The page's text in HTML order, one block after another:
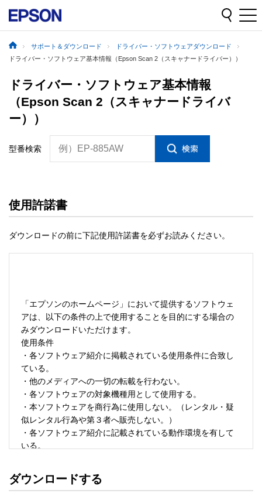
サポート＆ダウンロード
ドライバー・ソフトウェアダウンロード
ドライバー・ソフトウェア基本情報（Epson Scan 2（スキャナードライバー））
ドライバー・ソフトウェア基本情報
（Epson Scan 2（スキャナードライバ
ー））
型番検索 例）EP-885AW
使用許諾書
ダウンロードの前に下記使用許諾書を必ずお読みください。
「エプソンのホームページ」において提供するソフトウェ
アは、以下の条件の上で使用することを目的にする場合の
みダウンロードいただけます。
使用条件
・各ソフトウェア紹介に掲載されている使用条件に合致し
ている。
・他のメディアへの一切の転載を行わない。
・各ソフトウェアの対象機種用として使用する。
・本ソフトウェアを商行為に使用しない。（レンタル・疑
似レンタル行為や第３者へ販売しない。）
・各ソフトウェア紹介に記載されている動作環境を有して
いる。
・ソフトウェアを改変、またはリバースエンジニアリング
ダウンロードする